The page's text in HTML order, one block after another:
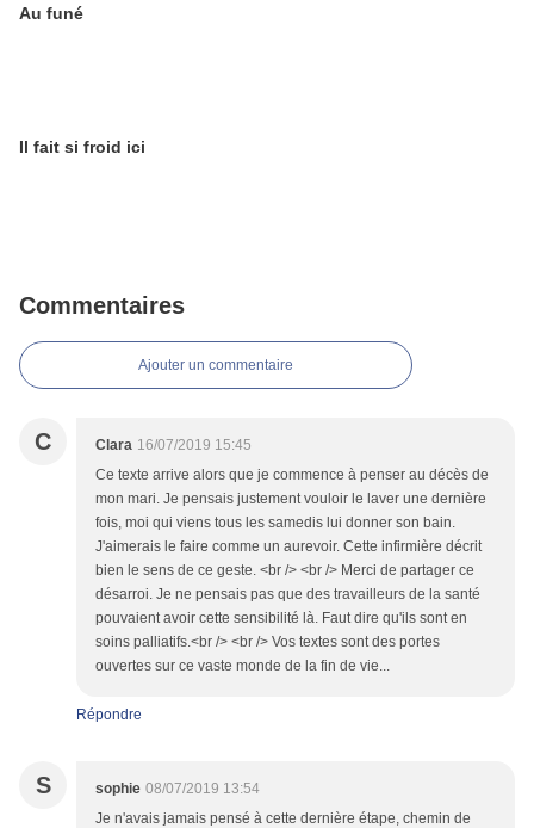
Au funé
Il fait si froid ici
Commentaires
Ajouter un commentaire
C Clara 16/07/2019 15:45
Ce texte arrive alors que je commence à penser au décès de
mon mari. Je pensais justement vouloir le laver une dernière
fois, moi qui viens tous les samedis lui donner son bain.
J'aimerais le faire comme un aurevoir. Cette infirmière décrit
bien le sens de ce geste. <br /> <br /> Merci de partager ce
désarroi. Je ne pensais pas que des travailleurs de la santé
pouvaient avoir cette sensibilité là. Faut dire qu'ils sont en
soins palliatifs.<br /> <br /> Vos textes sont des portes
ouvertes sur ce vaste monde de la fin de vie...
Répondre
S sophie 08/07/2019 13:54
Je n'avais jamais pensé à cette dernière étape, chemin de